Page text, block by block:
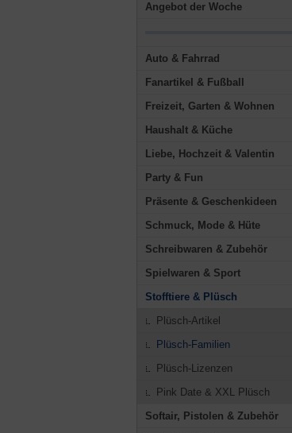
Angebot der Woche
Auto & Fahrrad
Fanartikel & Fußball
Freizeit, Garten & Wohnen
Haushalt & Küche
Liebe, Hochzeit & Valentin
Party & Fun
Präsente & Geschenkideen
Schmuck, Mode & Hüte
Schreibwaren & Zubehör
Spielwaren & Sport
Stofftiere & Plüsch
Plüsch-Artikel
Plüsch-Familien
Plüsch-Lizenzen
Pink Date & XXL Plüsch
Softair, Pistolen & Zubehör